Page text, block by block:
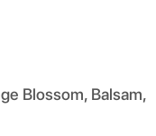
Blossom, Balsam,